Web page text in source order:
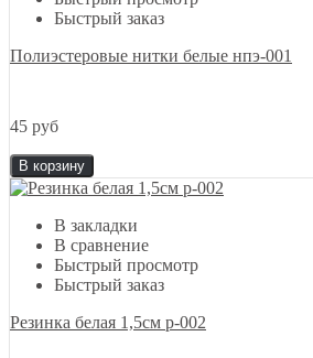
Быстрый заказ
Полиэстеровые нитки белые нпэ-001
45 руб
В корзину
В закладки
В сравнение
Быстрый просмотр
Быстрый заказ
Резинка белая 1,5см р-002